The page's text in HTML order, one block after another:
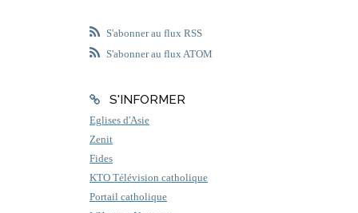
S'abonner au flux RSS
S'abonner au flux ATOM
S'INFORMER
Eglises d'Asie
Zenit
Fides
KTO Télévision catholique
Portail catholique